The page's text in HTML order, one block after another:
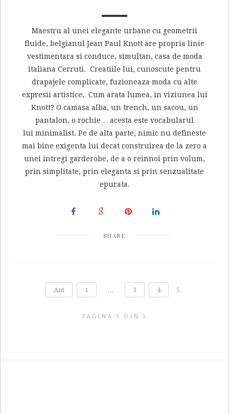
Maestru al unei elegante urbane cu geometrii
fluide, belgianul Jean Paul Knott are propria linie
vestimentara si conduce, simultan, casa de moda
italiana Cerruti. Creatiile lui, cunoscute pentru
drapajele complicate, fuzioneaza moda cu alte
expresii artistice. Cum arata lumea, in viziunea lui
Knott? O camasa alba, un trench, un sacou, un
pantalon, o rochie… acesta este vocabularul
lui minimalist. Pe de alta parte, nimic nu defineste
mai bine exigenta lui decat construirea de la zero a
unei intregi garderobe, de a o reinnoi prin volum,
prin simplitate, prin eleganta si prin senzualitate
epurata.
SHARE
Ant 1 3 4 5
PAGINA 5 DIN 5